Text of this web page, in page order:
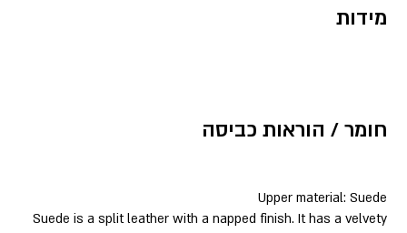
מידות
חומר / הוראות כביסה
Upper material: Suede
Suede is a split leather with a napped finish. It has a velvety